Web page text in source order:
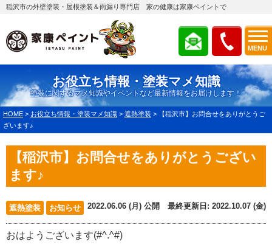
MENU
稲沢市の外壁塗装・屋根塗装＆雨漏り専門店 家の健康は家康ペイントで
お役立ち情報・塗装マメ知識
塗装に関するマメ知識やイベントなど最新情報をお届けします！
HOME > お役立ち情報・塗装マメ知識 > 遮熱塗装 >
【稲沢市】お問合せをありがとうご
ざいます♪
【稲沢市】お問合せをありがとうござい
ます♪
遮熱塗装 お知らせ 2022.06.06 (月) 公開 最終更新日: 2022.10.07 (金)
おはようございます(#^.^#)